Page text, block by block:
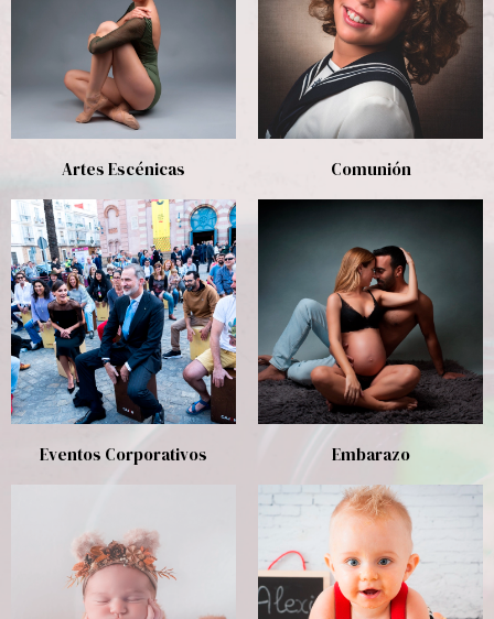
Artes Escénicas Comunión
Eventos Corporativos Embarazo